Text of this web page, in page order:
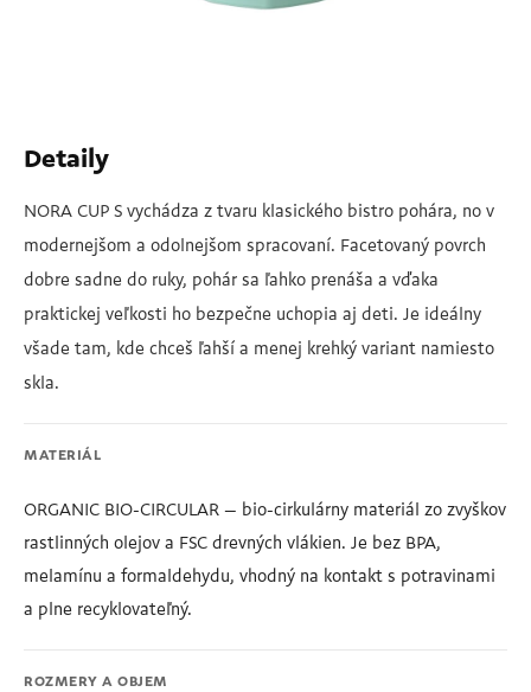
Detaily
NORA CUP S vychádza z tvaru klasického bistro pohára, no v
modernejšom a odolnejšom spracovaní. Facetovaný povrch
dobre sadne do ruky, pohár sa ľahko prenáša a vďaka
praktickej veľkosti ho bezpečne uchopia aj deti. Je ideálny
všade tam, kde chceš ľahší a menej krehký variant namiesto
skla.
MATERIÁL
ORGANIC BIO-CIRCULAR – bio-cirkulárny materiál zo zvyškov
rastlinných olejov a FSC drevných vlákien. Je bez BPA,
melamínu a formaldehydu, vhodný na kontakt s potravinami
a plne recyklovateľný.
ROZMERY A OBJEM